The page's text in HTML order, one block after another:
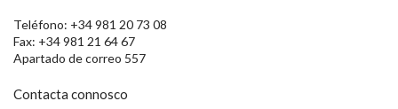
Teléfono: +34 981 20 73 08
Fax: +34 981 21 64 67
Apartado de correo 557
Contacta connosco